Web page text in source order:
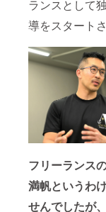
ランスとして
導をスタート
フリーランス
満帆というわ
せんでしたが